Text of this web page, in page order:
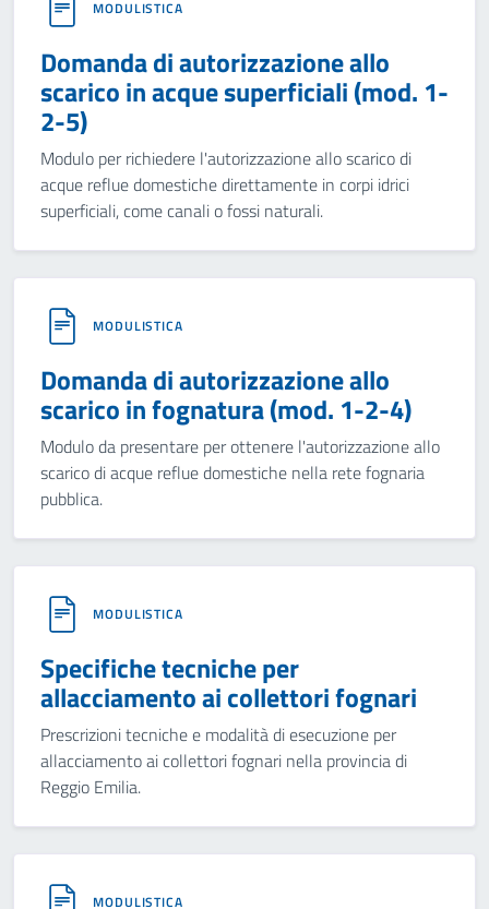
MODULISTICA
Domanda di autorizzazione allo
scarico in acque superficiali (mod. 1-
2-5)
Modulo per richiedere l'autorizzazione allo scarico di
acque reflue domestiche direttamente in corpi idrici
superficiali, come canali o fossi naturali.
MODULISTICA
Domanda di autorizzazione allo
scarico in fognatura (mod. 1-2-4)
Modulo da presentare per ottenere l'autorizzazione allo
scarico di acque reflue domestiche nella rete fognaria
pubblica.
MODULISTICA
Specifiche tecniche per
allacciamento ai collettori fognari
Prescrizioni tecniche e modalità di esecuzione per
allacciamento ai collettori fognari nella provincia di
Reggio Emilia.
MODULISTICA